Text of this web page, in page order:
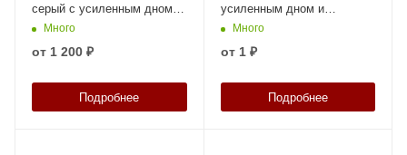
серый с усиленным дном,
открытыми ручками
Много
от 1 200 ₽
Подробнее
усиленным дном и
закрытыми ручками
Много
от 1 ₽
Подробнее